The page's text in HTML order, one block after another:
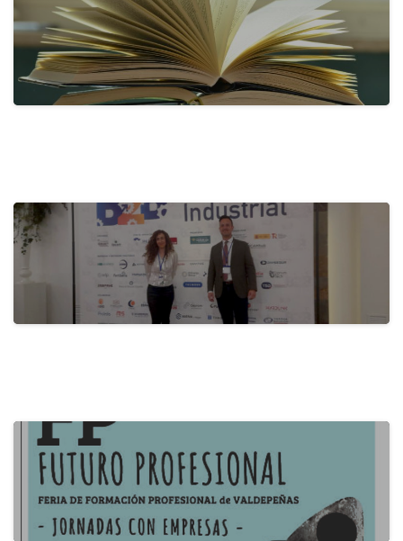
31 de mayo de 2024
Fomento…
28 de mayo de 2024
22 de mayo de 2024